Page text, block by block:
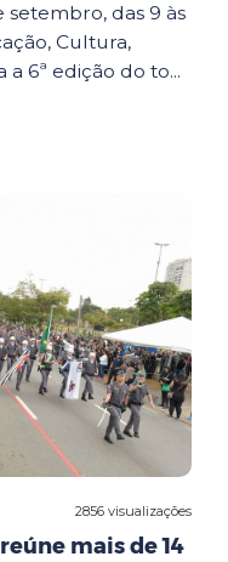
setembro, das 9 às
Cultura,
6ª edição do to...
2856 visualizações
mais de 14